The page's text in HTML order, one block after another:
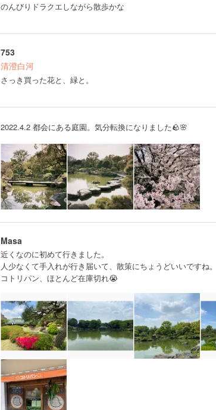
のんびりドラクエしながら散歩かな
753
清澄白河
さっき買った花と、緑と。
2022.4.2 都会にある庭園。気分転換になりました🪨🌸
Masa
近くなのに初めて行きました。
人少なくて手入れが行き届いて、散策にちょうどいいですね。
コトリパン、ほとんど在庫切れ😭